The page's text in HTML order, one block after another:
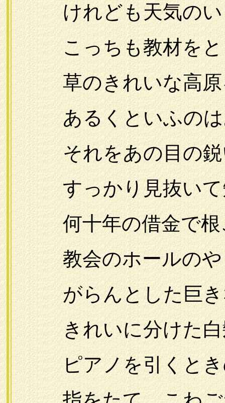
けれども天気のい
こっちも教材をと
草のきれいな高原
あるくといふのはあ
それをあの目の鋭
すっかり見抜いて
何十年の借金で根こ
教会のホールのや
がらんとした巨き
きれいに分けた白
ピアノを引くとき